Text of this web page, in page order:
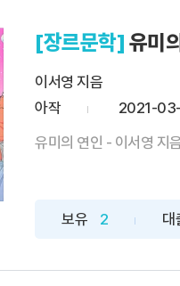
[장르문학] 유미
이서영 지음
아작
2021-
유미의 연인 - 이서영 지
보유 2 대